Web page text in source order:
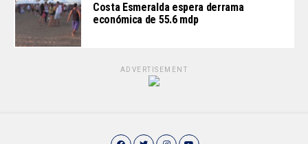
Costa Esmeralda espera derrama
económica de 55.6 mdp
ADVERTISEMENT